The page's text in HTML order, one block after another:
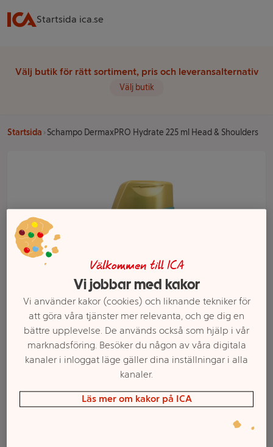
Startsida ica.se
Välj butik för rätt sortiment, pris och leveransalternativ
Välj butik
Startsida Schampo DermaxPRO Hydrate 225 ml Head & Shoulders
Välkommen till ICA
Vi jobbar med kakor
Vi använder kakor (cookies) och liknande tekniker för
att göra våra tjänster mer relevanta, och ge dig en
bättre upplevelse. De används också som hjälp i vår
marknadsföring. Besöker du någon av våra digitala
kanaler i inloggat läge gäller dina inställningar i alla
kanaler.
Läs mer om kakor på ICA